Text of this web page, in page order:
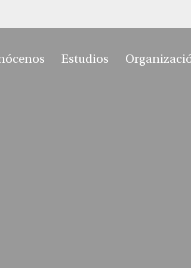
Estudios